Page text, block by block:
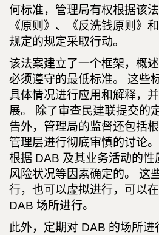
何标准，管理局有权根据该
《原则》、《反洗钱原则》
规定的规定采取行动。
该法案建立了一个框架，概
必须遵守的最低标准。 这些
具体情况进行应用和解释，
展。 除了审查民建联提交的
告外，管理局的监督还包括
管理层进行彻底审慎的讨论
根据 DAB 及其业务活动的性
风险状况等因素确定的。 这
行，也可以虚拟进行，可以
DAB 场所进行。
此外，定期对 DAB 的场所